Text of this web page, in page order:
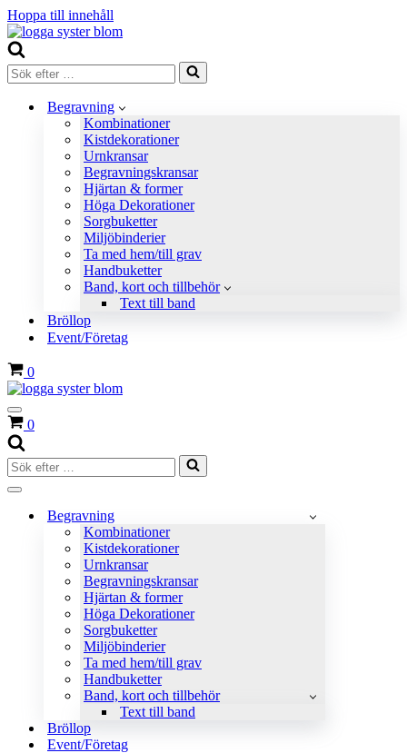
Hoppa till innehåll
Sök
efter
Begravning
Kombinationer
Kistdekorationer
Urnkransar
Begravningskransar
Hjärtan & former
Höga Dekorationer
Sorgbuketter
Miljöbinderier
Ta med hem/till grav
Handbuketter
Band, kort och tillbehör
Text till band
Bröllop
Event/Företag
Varukorg
0
Navigeringsmeny
Varukorg
0
Sök
efter
…Navigeringsmeny
Begravning
Kombinationer
Kistdekorationer
Urnkransar
Begravningskransar
Hjärtan & former
Höga Dekorationer
Sorgbuketter
Miljöbinderier
Ta med hem/till grav
Handbuketter
Band, kort och tillbehör
Text till band
Bröllop
Event/Företag